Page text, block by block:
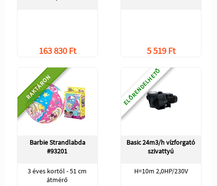
163 830 Ft 5 519 Ft
RAKTÁRON
Barbie Strandlabda
#93201
3 éves kortól - 51 cm
átmérő
ELŐRENDELHETŐ
Basic 24m3/h vízforgató
szivattyú
H=10m 2,0HP/230V